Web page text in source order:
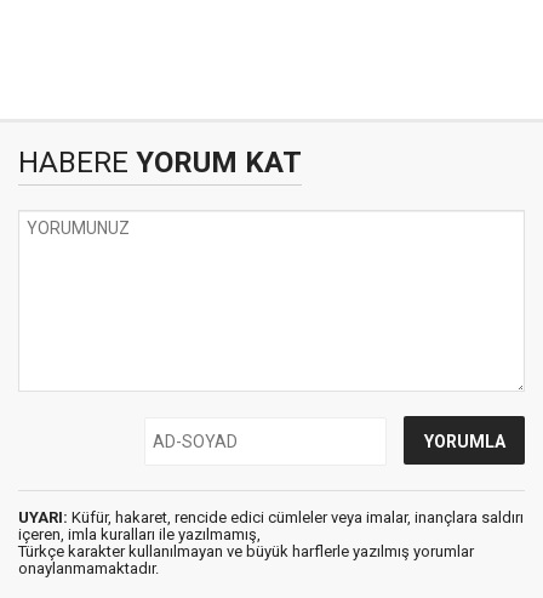
HABERE YORUM KAT
UYARI: Küfür, hakaret, rencide edici cümleler veya imalar, inançlara saldırı
içeren, imla kuralları ile yazılmamış,
Türkçe karakter kullanılmayan ve büyük harflerle yazılmış yorumlar
onaylanmamaktadır.